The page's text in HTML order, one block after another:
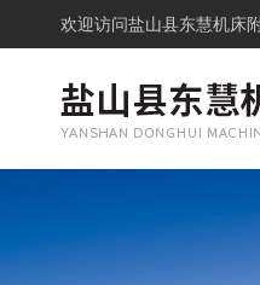
欢迎访问盐山县东慧机床